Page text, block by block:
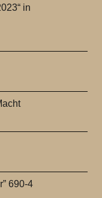
in
690-4